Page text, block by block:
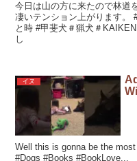
今日は山の方に来たので林道
凄いテンション上がります
と時 #甲斐犬＃猟犬＃
し
イヌ
Well this is gonna be the
#Dogs #Books #BookLove...